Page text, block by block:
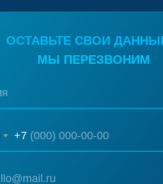
ОСТАВЬТЕ СВОИ
МЫ ПЕРЕЗВОНИМ
+7